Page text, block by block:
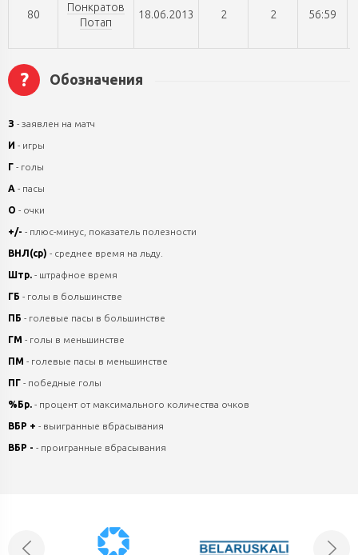
80
Понкратов
Потап
18.06.2013 2 2 56:59
? Обозначения
З - заявлен на матч
И - игры
Г - голы
А - пасы
О - очки
+/- - плюс-минус, показатель полезности
ВНЛ(ср) - среднее время на льду.
Штр. - штрафное время
ГБ - голы в большинстве
ПБ - голевые пасы в большинстве
ГМ - голы в меньшинстве
ПМ - голевые пасы в меньшинстве
ПГ - победные голы
%Бр. - процент от максимального количества очков
ВБР + - выигранные вбрасывания
ВБР - - проигранные вбрасывания